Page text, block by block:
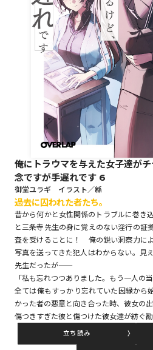
オーバーラップノ
ロサージュノベ
コミックガルド
コミックパル
俺にトラウマを与えた女子達が
念ですが手遅れです 6
御堂ユラギ イラスト／緜
過去に囚われた者たち。
昔から何かと女性関係のトラブルに巻き
と三条寺先生の身に覚えのない淫行の証
査を受けることに！ 俺の鋭い洞察力に
写真を送ってきた犯人はわからない。見
先生だったが――
「私も忘れつつありました。もう一人の
全ては俺もすっかり忘れていた因縁か
かった者の悪意と向き合った時、彼女の
傷つきすぎた彼と傷つけた彼女達が紡ぐ
立ち読み